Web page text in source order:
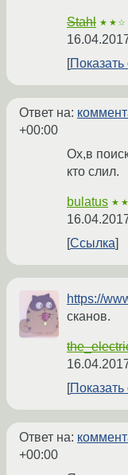
Stahl ★★☆
Показать
Ответ на:
+00:00
Ох,в
кто слил.
bulatus ★★
Ссылка
https://
сканов.
Показать
Ответ на:
+00:00